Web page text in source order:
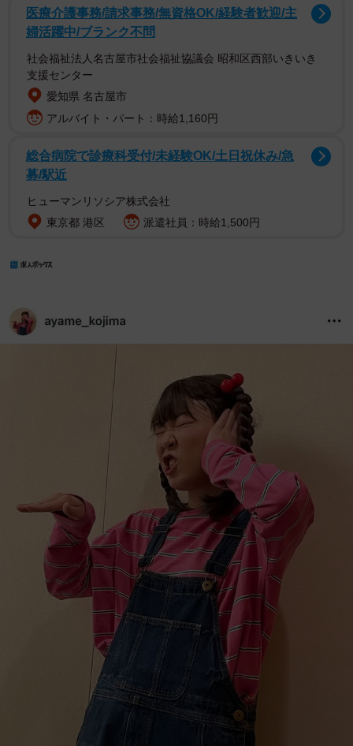
医療介護事務/請求事務/無資格OK/経験者歓迎/主
婦活躍中/ブランク不問
社会福祉法人名古屋市社会福祉協議会 昭和区西部いきいき
支援センター
愛知県 名古屋市
アルバイト・パート：時給1,160円
総合病院で診療科受付/未経験OK/土日祝休み/急
募/駅近
ヒューマンリソシア株式会社
東京都 港区
派遣社員：時給1,500円